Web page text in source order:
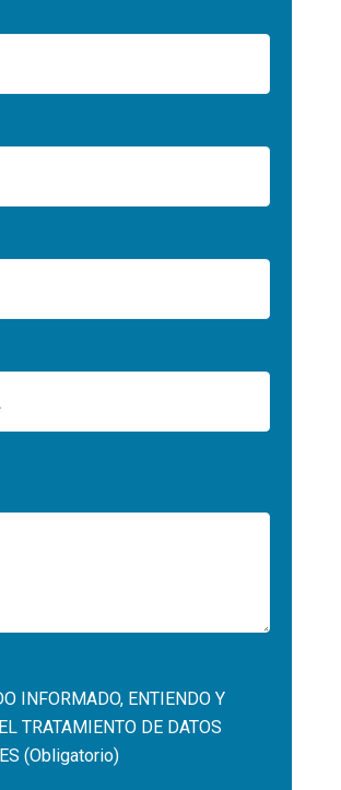
INFORMADO, ENTIENDO Y
TRATAMIENTO DE DATOS
(Obligatorio)